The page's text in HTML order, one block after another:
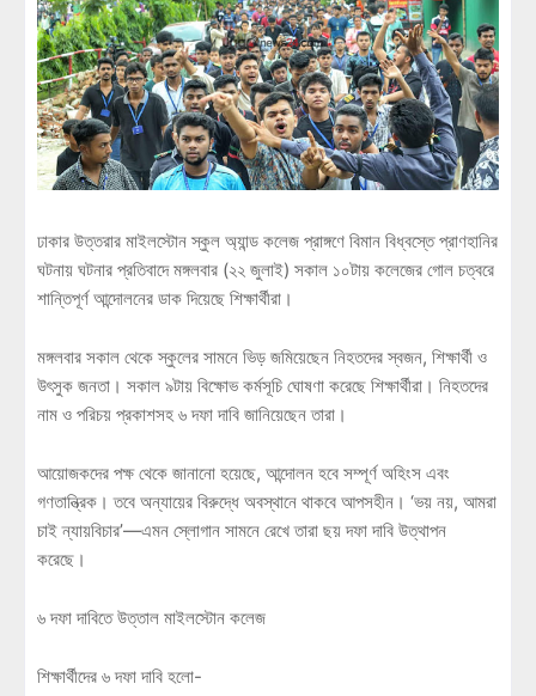
ঢাকার উত্তরার মাইলস্টোন স্কুল অ্যান্ড কলেজ প্রাঙ্গণে বিমান বিধ্বস্তে প্রাণহানির
ঘটনায় ঘটনার প্রতিবাদে মঙ্গলবার (২২ জুলাই) সকাল ১০টায় কলেজের গোল চত্বরে
শান্তিপূর্ণ আন্দোলনের ডাক দিয়েছে শিক্ষার্থীরা।
মঙ্গলবার সকাল থেকে স্কুলের সামনে ভিড় জমিয়েছেন নিহতদের স্বজন, শিক্ষার্থী ও
উৎসুক জনতা। সকাল ৯টায় বিক্ষোভ কর্মসূচি ঘোষণা করেছে শিক্ষার্থীরা। নিহতদের
নাম ও পরিচয় প্রকাশসহ ৬ দফা দাবি জানিয়েছেন তারা।
আয়োজকদের পক্ষ থেকে জানানো হয়েছে, আন্দোলন হবে সম্পূর্ণ অহিংস এবং
গণতান্ত্রিক। তবে অন্যায়ের বিরুদ্ধে অবস্থানে থাকবে আপসহীন। ‘ভয় নয়, আমরা
চাই ন্যায়বিচার’—এমন স্লোগান সামনে রেখে তারা ছয় দফা দাবি উত্থাপন
করেছে।
৬ দফা দাবিতে উত্তাল মাইলস্টোন কলেজ
শিক্ষার্থীদের ৬ দফা দাবি হলো-